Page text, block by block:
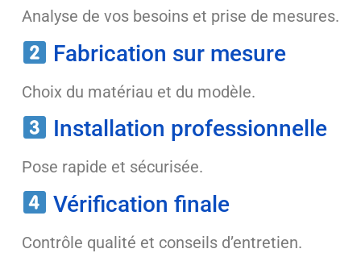
Analyse de vos besoins et prise de mesures.
Fabrication sur mesure
Choix du matériau et du modèle.
Installation professionnelle
Pose rapide et sécurisée.
Vérification finale
Contrôle qualité et conseils d’entretien.